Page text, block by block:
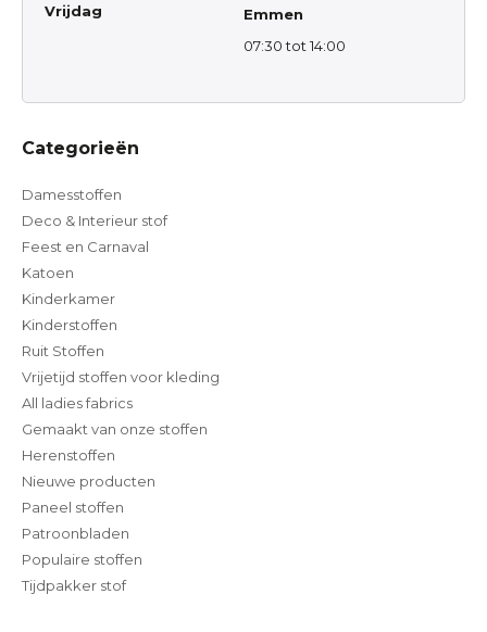
Vrijdag
Emmen
07:30 tot 14:00
Categorieën
Damesstoffen
Deco & Interieur stof
Feest en Carnaval
Katoen
Kinderkamer
Kinderstoffen
Ruit Stoffen
Vrijetijd stoffen voor kleding
All ladies fabrics
Gemaakt van onze stoffen
Herenstoffen
Nieuwe producten
Paneel stoffen
Patroonbladen
Populaire stoffen
Tijdpakker stof